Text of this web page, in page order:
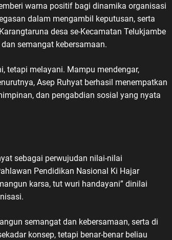
warna positif bagi dinamika organisasi
dalam mengambil keputusan, serta
desa se-Kecamatan Telukjambe
semangat kebersamaan.
tetapi melayani. Mampu mendengar,
Asep Ruhyat berhasil menempatkan
dan pengabdian sosial yang nyata
sebagai perwujudan nilai-nilai
Pendidikan Nasional Ki Hajar
karsa, tut wuri handayani” dinilai
semangat dan kebersamaan, serta di
konsep, tetapi benar-benar beliau